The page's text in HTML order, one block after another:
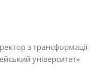
з трансформації
університет»